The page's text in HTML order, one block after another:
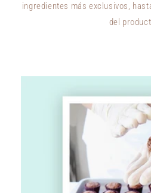
ingredientes más exclusivos,
del